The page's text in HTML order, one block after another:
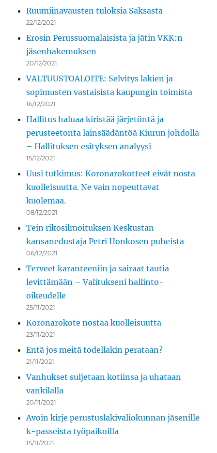
Ruumiinavausten tuloksia Saksasta
22/12/2021
Erosin Perussuomalaisista ja jätin VKK:n
jäsenhakemuksen
20/12/2021
VALTUUSTOALOITE: Selvitys lakien ja
sopimusten vastaisista kaupungin toimista
16/12/2021
Hallitus haluaa kiristää järjetöntä ja
perusteetonta lainsäädäntöä Kiurun johdolla
– Hallituksen esityksen analyysi
15/12/2021
Uusi tutkimus: Koronarokotteet eivät nosta
kuolleisuutta. Ne vain nopeuttavat
kuolemaa.
08/12/2021
Tein rikosilmoituksen Keskustan
kansanedustaja Petri Honkosen puheista
06/12/2021
Terveet karanteeniin ja sairaat tautia
levittämään – Valitukseni hallinto-
oikeudelle
25/11/2021
Koronarokote nostaa kuolleisuutta
23/11/2021
Entä jos meitä todellakin perataan?
21/11/2021
Vanhukset suljetaan kotiinsa ja uhataan
vankilalla
20/11/2021
Avoin kirje perustuslakivaliokunnan jäsenille
k-passeista työpaikoilla
15/11/2021